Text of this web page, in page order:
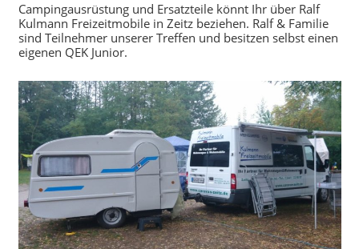
Campingausrüstung und Ersatzteile könnt Ihr über Ralf
Kulmann Freizeitmobile in Zeitz beziehen. Ralf & Familie
sind Teilnehmer unserer Treffen und besitzen selbst einen
eigenen QEK Junior.